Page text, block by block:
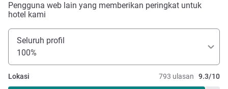
Pengguna web lain yang memberikan peringkat untuk
hotel kami
Seluruh profil
100%
793 ulasan 9.3/10
Lokasi